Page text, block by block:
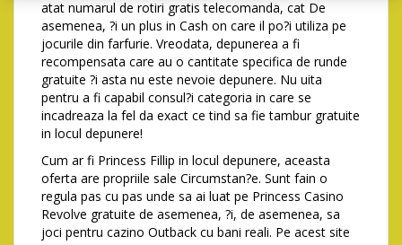
atat numarul de rotiri gratis telecomanda, cat De
asemenea, ?i un plus in Cash on care il po?i utiliza pe
jocurile din farfurie. Vreodata, depunerea a fi
recompensata care au o cantitate specifica de runde
gratuite ?i asta nu este nevoie depunere. Nu uita
pentru a fi capabil consul?i categoria in care se
incadreaza la fel da exact ce tind sa fie tambur gratuite
in locul depunere!
Cum ar fi Princess Fillip in locul depunere, aceasta
oferta are propriile sale Circumstan?e. Sunt fain o
regula pas cu pas unde sa ai luat pe Princess Casino
Revolve gratuite de asemenea, ?i, de asemenea, sa
joci pentru cazino Outback cu bani reali. Pe acest site